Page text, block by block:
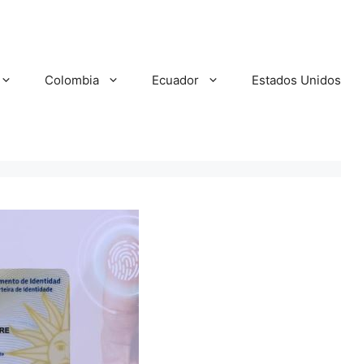
Colombia Ecuador Estados Unidos